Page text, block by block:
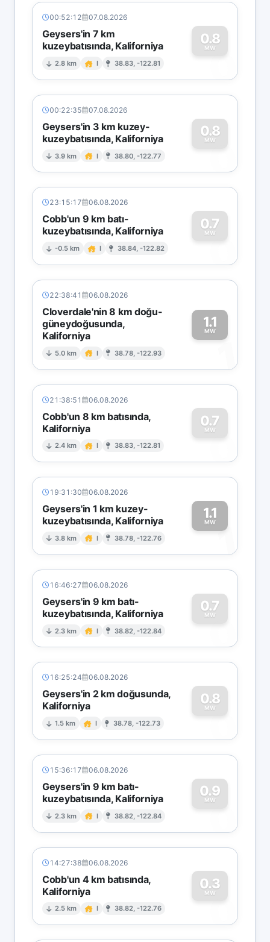
00:52:12 07.08.2026
Geysers'in 7 km
kuzeybatısında, Kaliforniya
2.8 km I 38.83, -122.81
0.8
MW
0
00:22:35 07.08.2026
Geysers'in 3 km kuzey-
kuzeybatısında, Kaliforniya
3.9 km I 38.80, -122.77
0.8
MW
0
23:15:17 06.08.2026
Cobb'un 9 km batı-
kuzeybatısında, Kaliforniya
-0.5 km I 38.84, -122.82
0.7
MW
0
22:38:41 06.08.2026
Cloverdale'nin 8 km doğu-
güneydoğusunda,
Kaliforniya
5.0 km I 38.78, -122.93
1.1
MW
1
21:38:51 06.08.2026
Cobb'un 8 km batısında,
Kaliforniya
2.4 km I 38.83, -122.81
0.7
MW
0
19:31:30 06.08.2026
Geysers'in 1 km kuzey-
kuzeybatısında, Kaliforniya
3.8 km I 38.78, -122.76
1.1
MW1
16:46:27 06.08.2026
Geysers'in 9 km batı-
kuzeybatısında, Kaliforniya
2.3 km I 38.82, -122.84
0.7
MW
0
16:25:24 06.08.2026
Geysers'in 2 km doğusunda,
Kaliforniya
1.5 km I 38.78, -122.73
0.8
MW
0
15:36:17 06.08.2026
Geysers'in 9 km batı-
kuzeybatısında, Kaliforniya
2.3 km I 38.82, -122.84
0.9
MW
0
14:27:38 06.08.2026
Cobb'un 4 km batısında,
Kaliforniya
2.5 km I 38.82, -122.76
0.3
MW
0